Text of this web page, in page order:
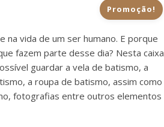
Promoção!
vida de um ser humano. E porque
fazem parte desse dia? Nesta caixa
guardar a vela de batismo, a
a roupa de batismo, assim como
fotografias entre outros elementos